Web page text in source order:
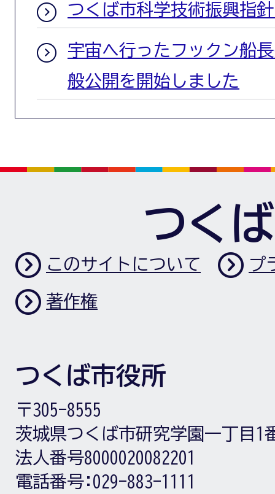
つくば市科学技術振興指
宇宙へ行ったフックン船
般公開を開始しました
つく
このサイトについて プ
著作権
つくば市役所
〒305-8555
茨城県つくば市研究学園一丁目1
法人番号8000020082201
電話番号: 029-883-1111